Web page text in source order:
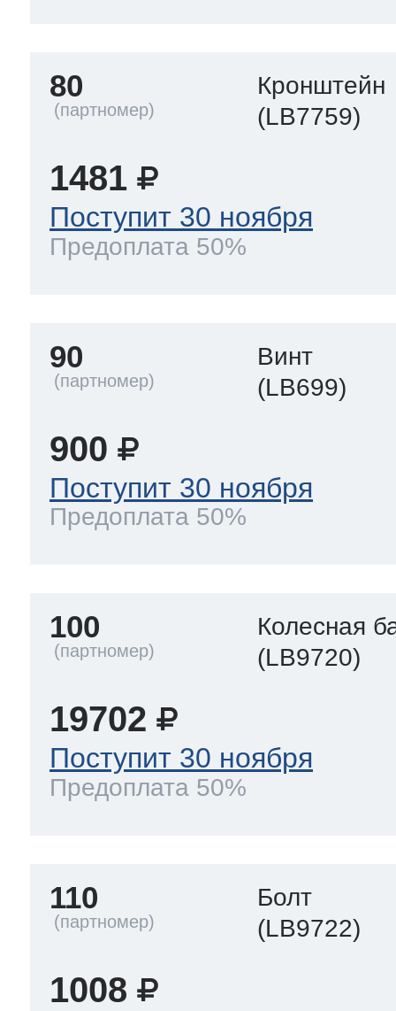
80
Кронштейн
(LB7759)
1481
Поступит 30 ноября
Предоплата 50%
90
Винт
(LB699)
900
Поступит 30 ноября
Предоплата 50%
100
Колесная
(LB9720)
19702
Поступит 30 ноября
Предоплата 50%
110
Болт
(LB9722)
1008